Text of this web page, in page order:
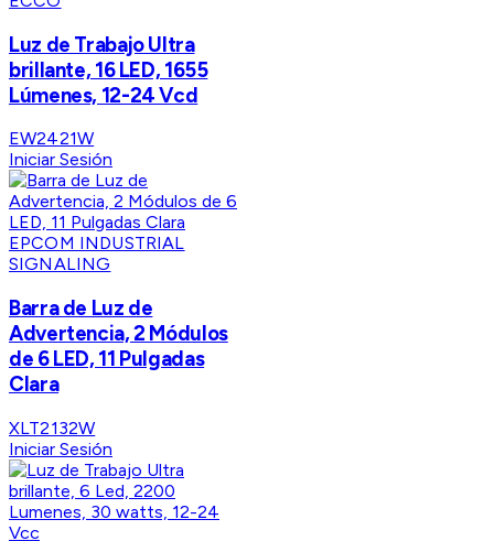
Luz de Trabajo Ultra
brillante, 16 LED, 1655
Lúmenes, 12-24 Vcd
EW2421W
Iniciar Sesión
EPCOM INDUSTRIAL
SIGNALING
Barra de Luz de
Advertencia, 2 Módulos
de 6 LED, 11 Pulgadas
Clara
XLT2132W
Iniciar Sesión